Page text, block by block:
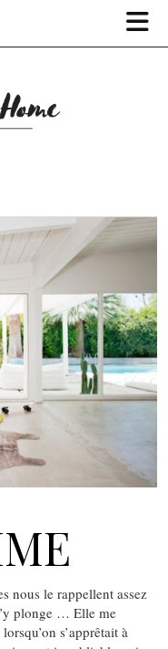
nous le rappellent assez
plonge … Elle me
s’apprêtait à